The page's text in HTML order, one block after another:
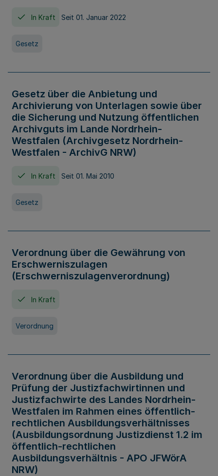
In Kraft Seit 01. Januar 2022
Gesetz
Gesetz über die Anbietung und
Archivierung von Unterlagen sowie über
die Sicherung und Nutzung öffentlichen
Archivguts im Lande Nordrhein-
Westfalen (Archivgesetz Nordrhein-
Westfalen - ArchivG NRW)
In Kraft Seit 01. Mai 2010
Gesetz
Verordnung über die Gewährung von
Erschwerniszulagen
(Erschwerniszulagenverordnung)
In Kraft
Verordnung
Verordnung über die Ausbildung und
Prüfung der Justizfachwirtinnen und
Justizfachwirte des Landes Nordrhein-
Westfalen im Rahmen eines öffentlich-
rechtlichen Ausbildungsverhältnisses
(Ausbildungsordnung Justizdienst 1.2 im
öffentlich-rechtlichen
Ausbildungsverhältnis - APO JFWörA
NRW)